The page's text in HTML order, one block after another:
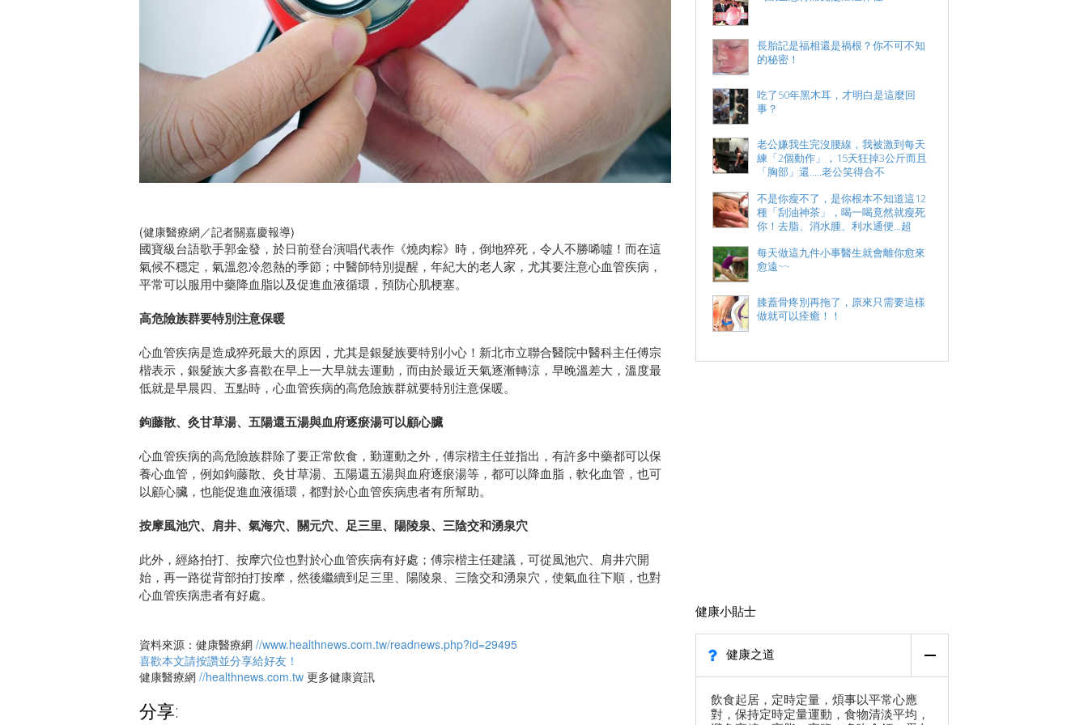
(健康醫療網／記者關嘉慶報導)
國寶級台語歌手郭金發，於日前登台演唱代表作《燒肉粽》時，倒地猝死，令人不勝唏噓！而在這
氣候不穩定，氣溫忽冷忽熱的季節；中醫師特別提醒，年紀大的老人家，尤其要注意心血管疾病，
平常可以服用中藥降血脂以及促進血液循環，預防心肌梗塞。
高危險族群要特別注意保暖
心血管疾病是造成猝死最大的原因，尤其是銀髮族要特別小心！新北市立聯合醫院中醫科主任傅宗
楷表示，銀髮族大多喜歡在早上一大早就去運動，而由於最近天氣逐漸轉涼，早晚溫差大，溫度最
低就是早晨四、五點時，心血管疾病的高危險族群就要特別注意保暖。
鉤藤散、灸甘草湯、五陽還五湯與血府逐瘀湯可以顧心臟
心血管疾病的高危險族群除了要正常飲食，勤運動之外，傅宗楷主任並指出，有許多中藥都可以保
養心血管，例如鉤藤散、灸甘草湯、五陽還五湯與血府逐瘀湯等，都可以降血脂，軟化血管，也可
以顧心臟，也能促進血液循環，都對於心血管疾病患者有所幫助。
按摩風池穴、肩井、氣海穴、關元穴、足三里、陽陵泉、三陰交和湧泉穴
此外，經絡拍打、按摩穴位也對於心血管疾病有好處；傅宗楷主任建議，可從風池穴、肩井穴開
始，再一路從背部拍打按摩，然後繼續到足三里、陽陵泉、三陰交和湧泉穴，使氣血往下順，也對
心血管疾病患者有好處。
資料來源：健康醫療網 //www.healthnews.com.tw/readnews.php?id=29495
喜歡本文請按讚並分享給好友！
健康醫療網 //healthnews.com.tw 更多健康資訊
分享:
長胎記是福相還是禍根？你不可不知
的秘密！
吃了50年黑木耳，才明白是這麼回
事？
老公嫌我生完沒腰線，我被激到每天
練「2個動作」，15天狂掉3公斤而且
「胸部」還.....老公笑得合不
不是你瘦不了，是你根本不知道這12
種「刮油神茶」，喝一喝竟然就瘦死
你！去脂、消水腫、利水通便...超
每天做這九件小事醫生就會離你愈來
愈遠~~
膝蓋骨疼別再拖了，原來只需要這樣
做就可以痊癒！！
健康小貼士
健康之道
飲食起居，定時定量，煩事以平常心應
對，保持定時定量運動，食物清淡平均，